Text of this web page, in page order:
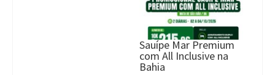
Sauípe Mar Premium
com All Inclusive na
Bahia